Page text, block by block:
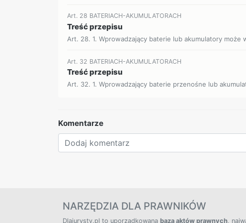
Art. 28 BATERIACH-AKUMULATORACH
Treść przepisu
Art. 28. 1. Wprowadzający baterie lub akumulatory może
Art. 32 BATERIACH-AKUMULATORACH
Treść przepisu
Art. 32. 1. Wprowadzający baterie przenośne lub
Komentarze
NARZĘDZIA DLA PRAWNIKÓW
Dlajurysty.pl to uporządkowana baza aktów prawnych,